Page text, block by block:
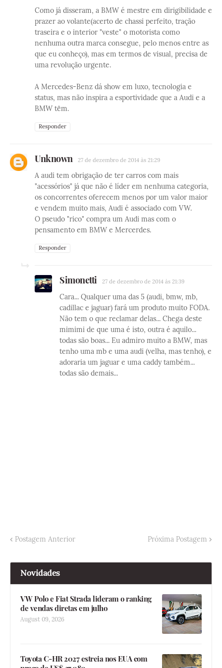
Como já disseram, a BMW é mestre em dirigibilidade e
prazer ao volante(acerto de chassi perfeito, tração
traseira e o interior "veste" o motorista como
nenhuma outra marca consegue, pelo menos entre as
que eu conheço), mas em termos de visual, precisa de
uma revolução urgente.
A Mercedes-Benz dá show em luxo, tecnologia e
status, mas não inspira a esportividade que a Audi e a
BMW têm.
Responder
Unknown 27 de dezembro de 2014 às 21:29
A audi tem obrigação de ter carros com mais
"acessórios" já que não é líder em nenhuma categoria,
os concorrentes oferecem menos por um valor maior
e vendem muito mais, Audi é associado com VW.
O pseudo "rico" compra um Audi mas com o
pensamento em BMW e Mercerdes.
Responder
Simonetti 27 de dezembro de 2014 às 21:39
Cara... Qualquer uma das 5 (audi, bmw, mb,
cadillac e jaguar) fará um produto muito FODA.
Não tem o que reclamar delas... Chega deste
mimimi de que uma é isto, outra é aquilo...
todas são boas... Eu admiro muito a BMW, mas
tenho uma mb e uma audi (velha, mas tenho), e
adoraria um jaguar e uma caddy também...
todas são demais...
Postagem Anterior Próxima Postagem
Novidades
VW Polo e Fiat Strada lideram o ranking
de vendas diretas em julho
August 09, 2026
Toyota C-HR 2027 estreia nos EUA com